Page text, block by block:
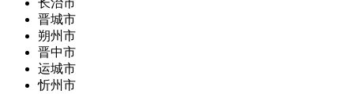
长治市
晋城市
朔州市
晋中市
运城市
忻州市